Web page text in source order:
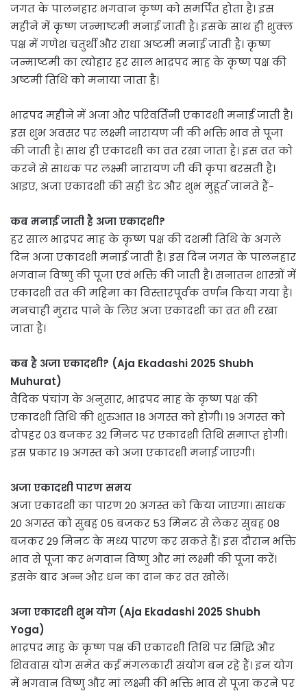
जगत के पालनहार भगवान कृष्ण को समर्पित होता है। इस
महीने में कृष्ण जन्माष्टमी मनाई जाती है। इसके साथ ही शुक्ल
पक्ष में गणेश चतुर्थी और राधा अष्टमी मनाई जाती है। कृष्ण
जन्माष्टमी का त्योहार हर साल भाद्रपद माह के कृष्ण पक्ष की
अष्टमी तिथि को मनाया जाता है।
भाद्रपद महीने में अजा और परिवर्तिनी एकादशी मनाई जाती है।
इस शुभ अवसर पर लक्ष्मी नारायण जी की भक्ति भाव से पूजा
की जाती है। साथ ही एकादशी का व्रत रखा जाता है। इस व्रत को
करने से साधक पर लक्ष्मी नारायण जी की कृपा बरसती है।
आइए, अजा एकादशी की सही डेट और शुभ मुहूर्त जानते हैं-
कब मनाई जाती है अजा एकादशी?
हर साल भाद्रपद माह के कृष्ण पक्ष की दशमी तिथि के अगले
दिन अजा एकादशी मनाई जाती है। इस दिन जगत के पालनहार
भगवान विष्णु की पूजा एवं भक्ति की जाती है। सनातन शास्त्रों में
एकादशी व्रत की महिमा का विस्तारपूर्वक वर्णन किया गया है।
मनचाही मुराद पाने के लिए अजा एकादशी का व्रत भी रखा
जाता है।
कब है अजा एकादशी? (Aja Ekadashi 2025 Shubh
Muhurat)
वैदिक पंचांग के अनुसार, भाद्रपद माह के कृष्ण पक्ष की
एकादशी तिथि की शुरुआत 18 अगस्त को होगी। 19 अगस्त को
दोपहर 03 बजकर 32 मिनट पर एकादशी तिथि समाप्त होगी।
इस प्रकार 19 अगस्त को अजा एकादशी मनाई जाएगी।
अजा एकादशी पारण समय
अजा एकादशी का पारण 20 अगस्त को किया जाएगा। साधक
20 अगस्त को सुबह 05 बजकर 53 मिनट से लेकर सुबह 08
बजकर 29 मिनट के मध्य पारण कर सकते हैं। इस दौरान भक्ति
भाव से पूजा कर भगवान विष्णु और मां लक्ष्मी की पूजा करें।
इसके बाद अन्न और धन का दान कर व्रत खोलें।
अजा एकादशी शुभ योग (Aja Ekadashi 2025 Shubh
Yoga)
भाद्रपद माह के कृष्ण पक्ष की एकादशी तिथि पर सिद्धि और
शिववास योग समेत कई मंगलकारी संयोग बन रहे हैं। इन योग
में भगवान विष्णु और मां लक्ष्मी की भक्ति भाव से पूजा करने पर